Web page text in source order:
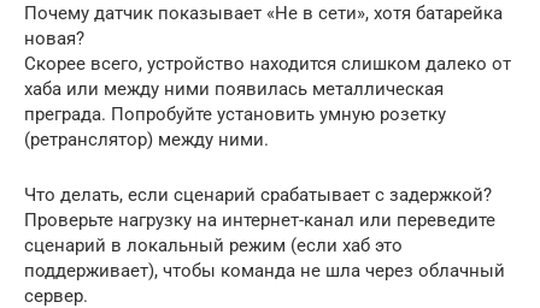
Почему датчик показывает «Не в сети», хотя батарейка
новая?
Скорее всего, устройство находится слишком далеко от
хаба или между ними появилась металлическая
преграда. Попробуйте установить умную розетку
(ретранслятор) между ними.
Что делать, если сценарий срабатывает с задержкой?
Проверьте нагрузку на интернет-канал или переведите
сценарий в локальный режим (если хаб это
поддерживает), чтобы команда не шла через облачный
сервер.